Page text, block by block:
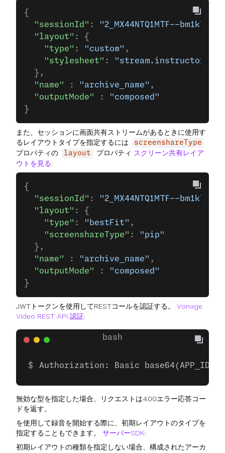
{
  "sessionId"
:
"2_MX44NTQ1MTF--
  "layout"
: {
    "type"
: "custom" ,
    "stylesheet"
:
"stream.instructor
  },
  "name"
: "archive_name" ,
  "outputMode"
:
"composed"
}
また、セッションに画面共有ストリームがあるときに使用す
るレイアウトタイプを指定するには
screenshareType
プロパティの layout プロパティ スクリーン共有レイア
ウトを見る:
{
  "sessionId"
:
"2_MX44NTQ1MTF--
  "layout"
: {
    "type"
: "bestFit" ,
    "screenshareType"
:
"pip"
  },
  "name"
: "archive_name" ,
  "outputMode"
:
"composed"
}
JWTトークンを使用してRESTコールを認証する。 Vonage
Video REST API 認証:
Authorization: Basic
無効な型を指定した場合、リクエストは400エラー応答コー
ドを返す。
を使用して録音を開始する際に、初期レイアウトのタイプを
指定することもできます。 サーバーSDK:
初期レイアウトの種類を指定しない場合、構成されたアーカ